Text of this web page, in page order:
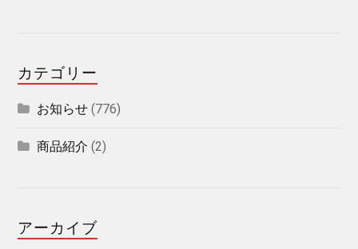
カテゴリー
お知らせ (776)
商品紹介 (2)
アーカイブ